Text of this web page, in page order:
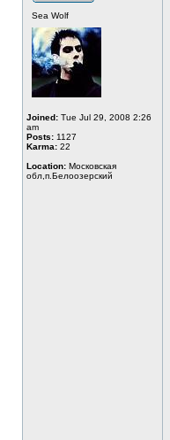
Sea Wolf
Joined: Tue Jul 29, 2008 2:26
am
Posts: 1127
Karma: 22
Location: Московская
обл,п.Белоозерский